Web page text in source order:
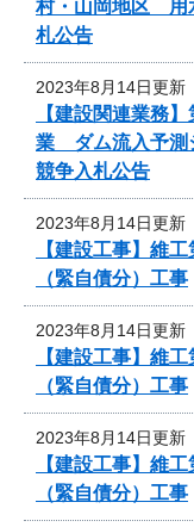
村・山岡地区 用
札公告
2023年8月14日更新
【建設関連業務
業 ダム流入予測
競争入札公告
2023年8月14日更新
【建設工事】維
（緊自債分）工事
2023年8月14日更新
【建設工事】維
（緊自債分）工事
2023年8月14日更新
【建設工事】維
（緊自債分）工事